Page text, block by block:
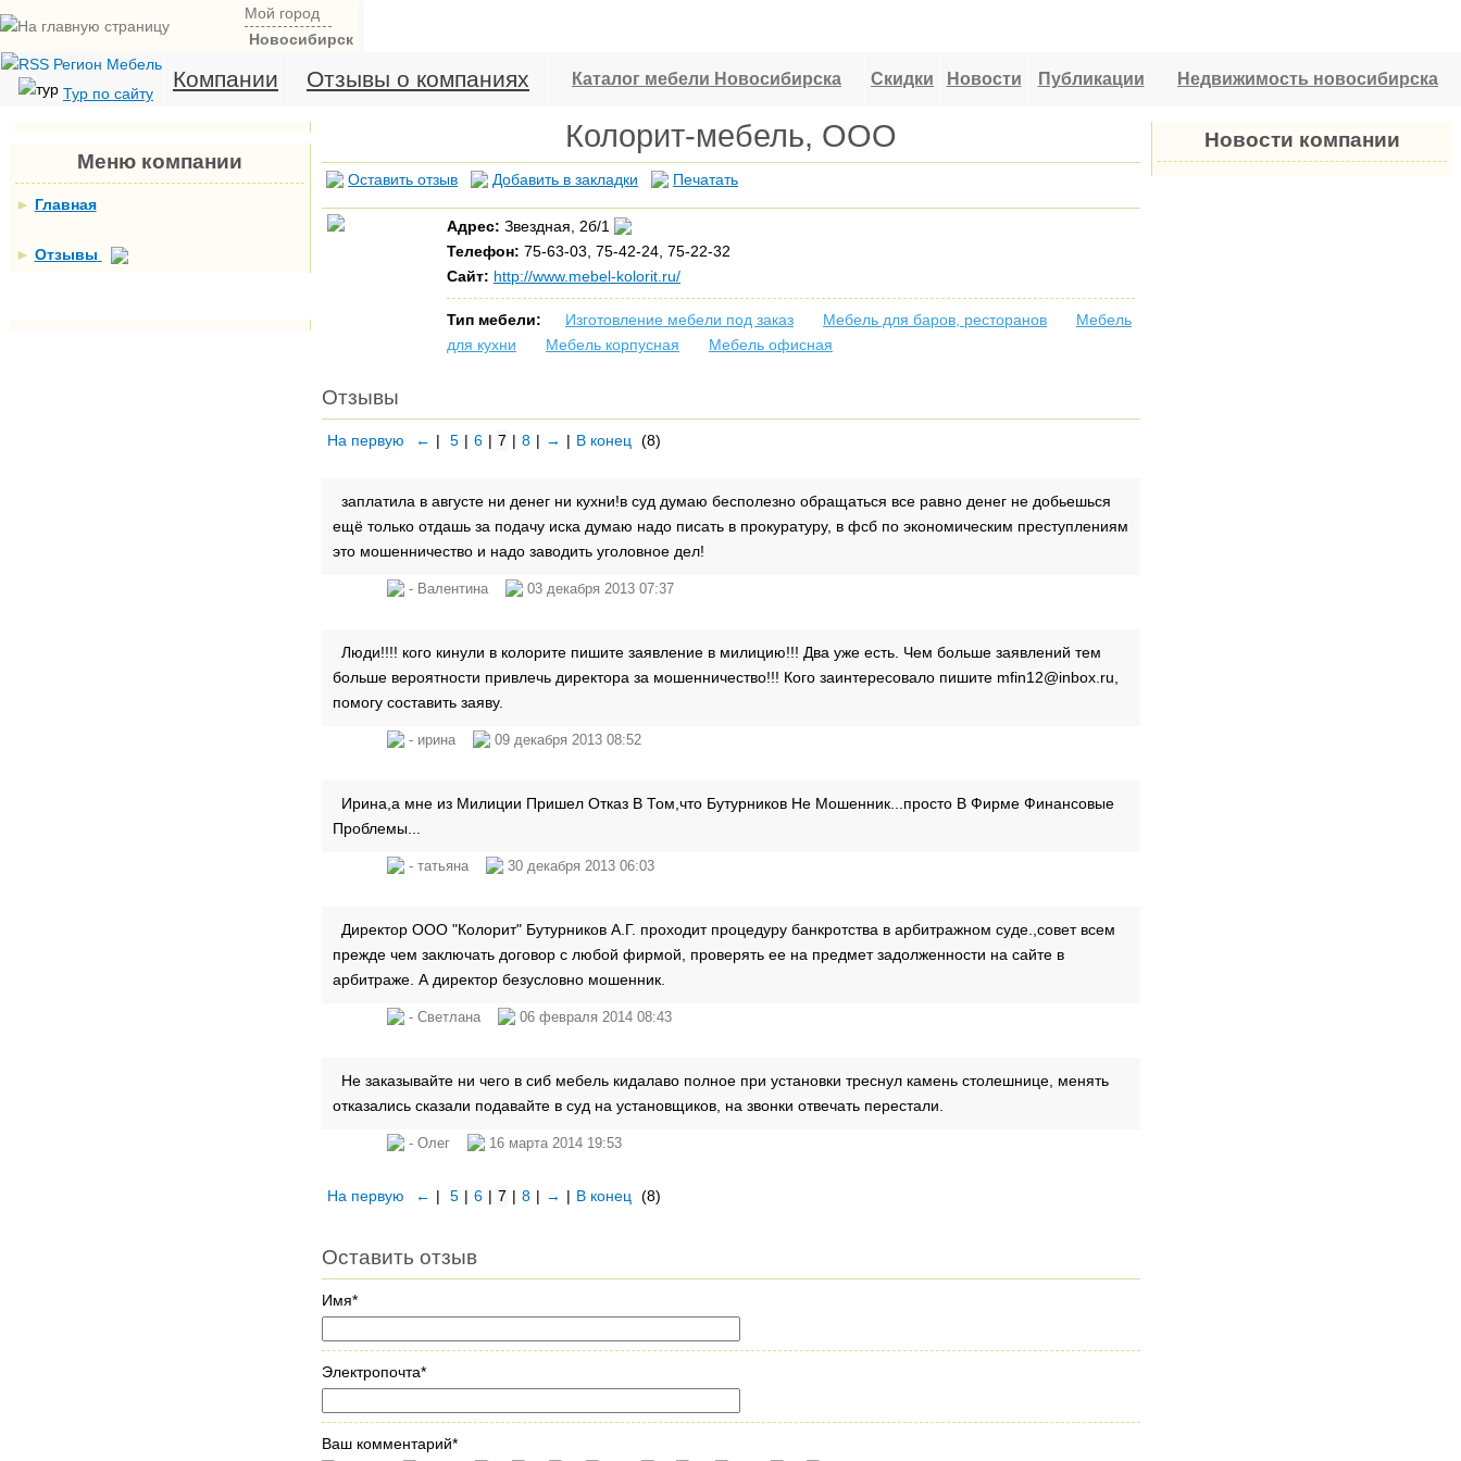
Мой город
Новосибирск
Тур по сайту
Компании Отзывы о компаниях Каталог мебели Новосибирска Скидки Новости Публикации Недвижимость новосибирска
Меню компании
► Главная
► Отзывы
Колорит-мебель, ООО
Оставить отзыв Добавить в закладки Печатать
Адрес: Звездная, 2б/1
Телефон: 75-63-03, 75-42-24, 75-22-32
Сайт: http://www.mebel-kolorit.ru/
Тип мебели: Изготовление мебели под заказ Мебель для баров, ресторанов
Мебель
для кухни
Мебель корпусная Мебель офисная
Отзывы
На первую ← | 5 | 6 | 7 | 8 | → | В конец (8)
заплатила в августе ни денег ни кухни!в суд думаю бесполезно обращаться все равно денег не добьешься
ещё только отдашь за подачу иска думаю надо писать в прокуратуру, в фсб по экономическим преступлениям
это мошенничество и надо заводить уголовное дел!
- Валентина 03 декабря 2013 07:37
Люди!!!! кого кинули в колорите пишите заявление в милицию!!! Два уже есть. Чем больше заявлений тем
больше вероятности привлечь директора за мошенничество!!! Кого заинтересовало пишите mfin12@inbox.ru,
помогу составить заяву.
- ирина 09 декабря 2013 08:52
Ирина,а мне из Милиции Пришел Отказ В Том,что Бутурников Не Мошенник...просто В Фирме Финансовые
Проблемы...
- татьяна 30 декабря 2013 06:03
Директор ООО "Колорит" Бутурников А.Г. проходит процедуру банкротства в арбитражном суде.,совет всем
прежде чем заключать договор с любой фирмой, проверять ее на предмет задолженности на сайте в
арбитраже. А директор безусловно мошенник.
- Светлана 06 февраля 2014 08:43
Не заказывайте ни чего в сиб мебель кидалаво полное при установки треснул камень столешнице, менять
отказались сказали подавайте в суд на установщиков, на звонки отвечать перестали.
- Олег 16 марта 2014 19:53
На первую ← | 5 | 6 | 7 | 8 | → | В конец (8)
Оставить отзыв
Имя*
Электропочта*
Ваш комментарий*
Новости компании